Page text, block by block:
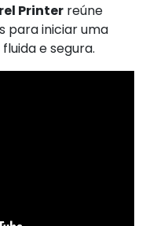
Printer reúne
para iniciar uma
e segura.